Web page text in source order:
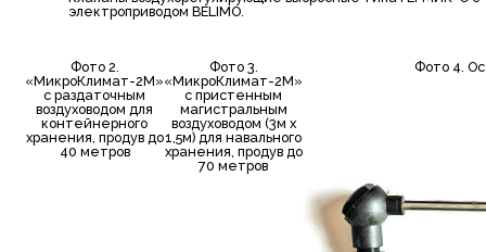
электроприводом BELIMO.
Фото 2.
«МикроКлимат-2М»
с раздаточным
воздуховодом для
контейнерного
хранения, продув до
40 метров
Фото 3.
«МикроКлимат-2М»
с пристенным
магистральным
воздуховодом (3м х
1,5м) для навального
хранения, продув до
70 метров
Фото 4.